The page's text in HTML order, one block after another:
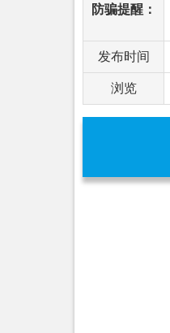
防骗提醒：
发布时间
浏览